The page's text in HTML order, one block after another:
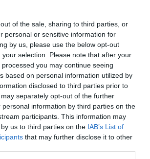
of the sale, sharing to third parties, or
personal or sensitive information for
by us, please use the below opt-out
selection. Please note that after your
you may continue seeing
based on personal information utilized by
disclosed to third parties prior to
separately opt-out of the further
personal information by third parties on the
participants. This information may
us to third parties on the IAB’s List of
that may further disclose it to other